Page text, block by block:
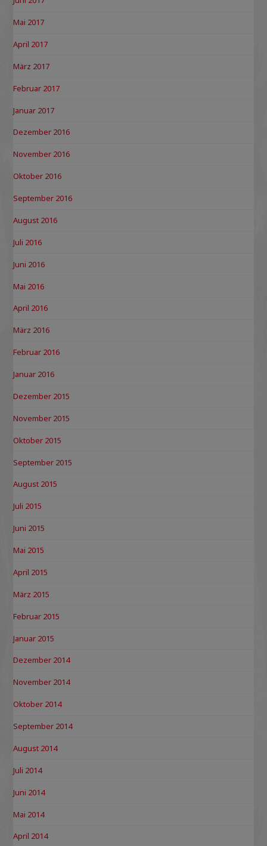
Mai 2017
April 2017
März 2017
Februar 2017
Januar 2017
Dezember 2016
November 2016
Oktober 2016
September 2016
August 2016
Juli 2016
Juni 2016
Mai 2016
April 2016
März 2016
Februar 2016
Januar 2016
Dezember 2015
November 2015
Oktober 2015
September 2015
August 2015
Juli 2015
Juni 2015
Mai 2015
April 2015
März 2015
Februar 2015
Januar 2015
Dezember 2014
November 2014
Oktober 2014
September 2014
August 2014
Juli 2014
Juni 2014
Mai 2014
April 2014